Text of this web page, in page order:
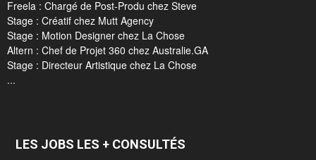
Freela : Chargé de Post-Produ chez Steve
Stage : Créatif chez Mutt Agency
Stage : Motion Designer chez La Chose
Altern : Chef de Projet 360 chez Australie.GA
Stage : Directeur Artistique chez La Chose
...
LES JOBS LES + CONSULTÉS